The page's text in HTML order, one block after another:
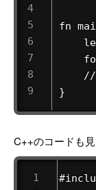
fn
}
C++のコードも見